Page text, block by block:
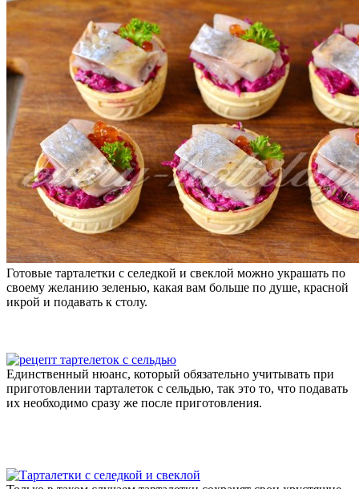
Готовые тарталетки с селедкой и свеклой можно украшать по
своему желанию зеленью, какая вам больше по душе, красной
икрой и подавать к столу.
Единственный нюанс, который обязательно учитывать при
приготовлении тарталеток с сельдью, так это то, что подавать
их необходимо сразу же после приготовления.